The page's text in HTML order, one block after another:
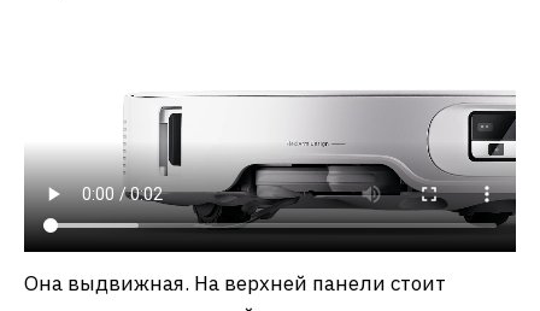
Она выдвижная. На верхней панели стоит